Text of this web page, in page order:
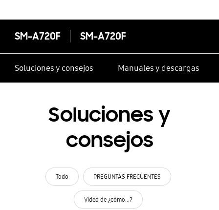
SM-A720F SM-A720F
Soluciones y consejos Manuales y descargas
Soluciones y
consejos
Todo PREGUNTAS FRECUENTES
Video de ¿cómo...?